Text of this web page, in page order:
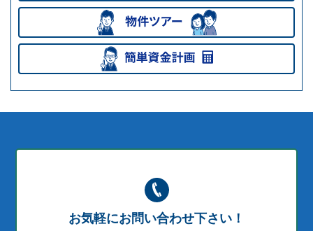
お気軽にお問い合わせ下さい！